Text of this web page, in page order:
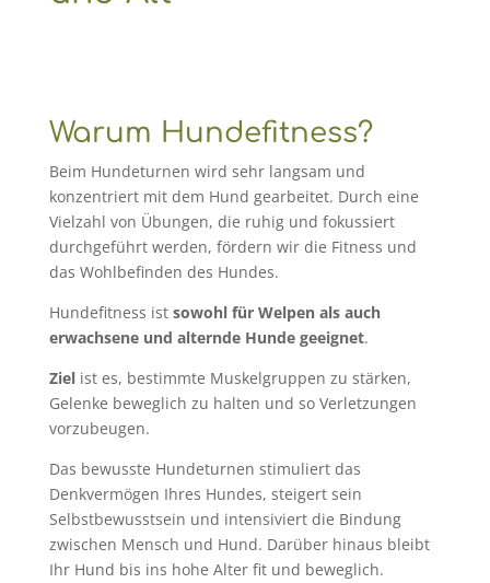
Warum Hundefitness?
Beim Hundeturnen wird sehr langsam und
konzentriert mit dem Hund gearbeitet. Durch eine
Vielzahl von Übungen, die ruhig und fokussiert
durchgeführt werden, fördern wir die Fitness und
das Wohlbefinden des Hundes.
Hundefitness ist sowohl für Welpen als auch
erwachsene und alternde Hunde geeignet.
Zielist es, bestimmte Muskelgruppen zu stärken,
Gelenke beweglich zu halten und so Verletzungen
vorzubeugen.
Das bewusste Hundeturnen stimuliert das
Denkvermögen Ihres Hundes, steigert sein
Selbstbewusstsein und intensiviert die Bindung
zwischen Mensch und Hund. Darüber hinaus bleibt
Ihr Hund bis ins hohe Alter fit und beweglich.